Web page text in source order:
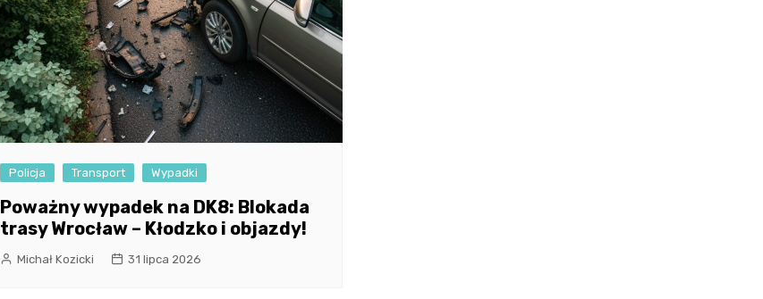
Policja Transport Wypadki
Poważny wypadek na DK8: Blokada
trasy Wrocław – Kłodzko i objazdy!
Michał Kozicki 31 lipca 2026